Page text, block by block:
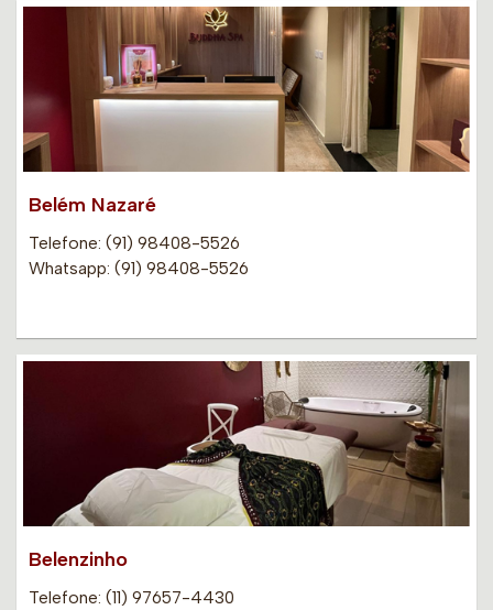
Belém Nazaré
Telefone: (91) 98408-5526
Whatsapp: (91) 98408-5526
Belenzinho
Telefone: (11) 97657-4430